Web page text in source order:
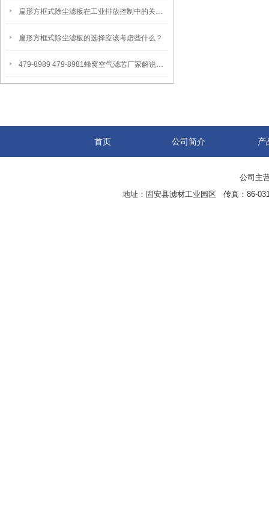
扁形方框式除尘滤板在工业排放控制中的关键作用
扁形方框式除尘滤板的选择应该考虑些什么？
479-8989 479-8981蜂窝空气滤芯厂家解说过滤作用
首页 公司简介 产
公司主
地址：固安县滤材工业园区 传真：86-